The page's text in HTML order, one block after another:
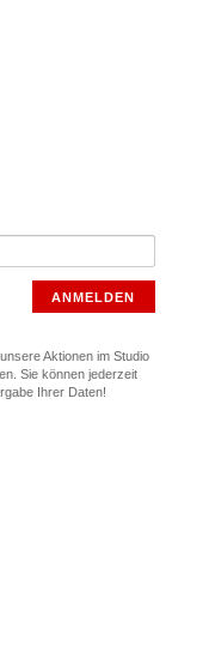
ANMELDEN
Aktionen im Studio
Sie können jederzeit
Ihrer Daten!